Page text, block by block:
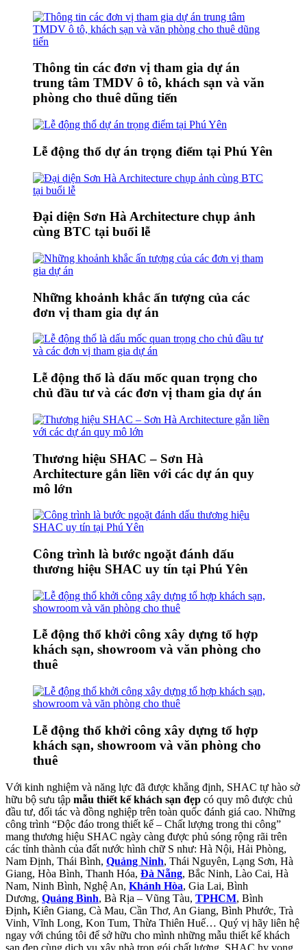
Thông tin các đơn vị tham gia dự án
trung tâm TMDV ô tô, khách sạn và văn
phòng cho thuê dũng tiến
Lễ động thổ dự án trọng điểm tại Phú Yên
Đại diện Sơn Hà Architecture chụp ảnh
cùng BTC tại buổi lễ
Những khoảnh khắc ấn tượng của các
đơn vị tham gia dự án
Lễ động thổ là dấu mốc quan trọng cho
chủ đầu tư và các đơn vị tham gia dự án
Thương hiệu SHAC – Sơn Hà
Architecture gắn liền với các dự án quy
mô lớn
Công trình là bước ngoặt đánh dấu
thương hiệu SHAC uy tín tại Phú Yên
Lễ động thổ khởi công xây dựng tổ hợp
khách sạn, showroom và văn phòng cho
thuê
Lễ động thổ khởi công xây dựng tổ hợp
khách sạn, showroom và văn phòng cho
thuê
Với kinh nghiệm và năng lực đã được khẳng định, SHAC tự hào sở
hữu bộ sưu tập mẫu thiết kế khách sạn đẹp có quy mô được chủ
đầu tư, đối tác và đồng nghiệp trên toàn quốc đánh giá cao. Những
công trình “Độc đáo trong thiết kế – Chất lượng trong thi công”
mang thương hiệu SHAC ngày càng được phủ sóng rộng rãi trên
các tỉnh thành của đất nước hình chữ S như: Hà Nội, Hải Phòng,
Nam Định, Thái Bình, Quảng Ninh, Thái Nguyên, Lạng Sơn, Hà
Giang, Hòa Bình, Thanh Hóa, Đà Nẵng, Bắc Ninh, Lào Cai, Hà
Nam, Ninh Bình, Nghệ An, Khánh Hòa, Gia Lai, Bình
Dương, Quảng Bình, Bà Rịa – Vũng Tàu, TPHCM, Bình
Định, Kiên Giang, Cà Mau, Cần Thơ, An Giang, Bình Phước, Trà
Vinh, Vĩnh Long, Kon Tum, Thừa Thiên Huế… Quý vị hãy liên hệ
ngay với chúng tôi để sở hữu cho mình những mẫu thiết kế khách
sạn đẹp cùng dịch vụ xây nhà trọn gói chất lượng. SHAC hy vọng